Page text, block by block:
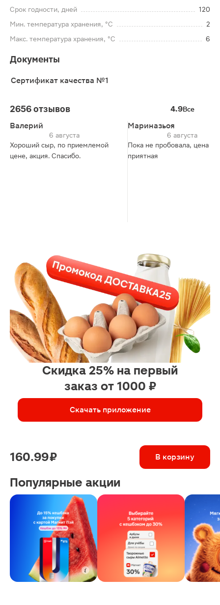
Срок годности, дней
120
Мин. температура хранения, °C
2
Макс. температура хранения, °C
6
Документы
Сертификат качества №1
2656 отзывов 4.9Все
Валерий
6 августа
Хороший сыр, по приемлемой
цене, акция. Спасибо.
Мариназьоя
6 августа
Пока не пробовала, цена
приятная
Скидка 25% на первый
заказ от 1000 ₽
Скачать приложение
160.99 ₽ В корзину
Популярные акции